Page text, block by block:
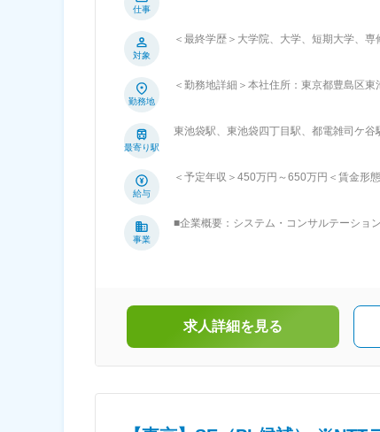
仕事
には責任のある立場をどんどんお任せす
は、勤務状態を可視化できるシステムを
す。社員一人ひとりの適性や将来への展
まの事業の発展に貢献し、新たな情報化
をかなえる運用・保守サービスの提供を
対象
＜最終学歴＞大学院、大学、短期大学、
勤務地
＜勤務地詳細＞本社住所：東京都豊島区
最寄り駅
東池袋駅、東池袋四丁目駅、都電雑司ケ谷
給与
＜予定年収＞450万円～650万円＜賃金形
選考を通じて上下する可能性があります
事業
■企業概要：システム・コンサルテーショ
求人詳細を見る